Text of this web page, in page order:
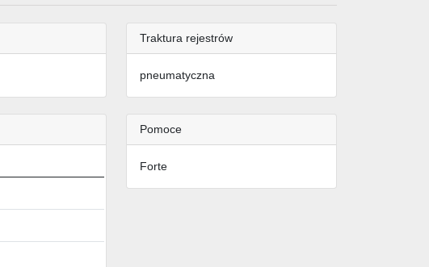
Traktura rejestrów
pneumatyczna
Pomoce
Forte